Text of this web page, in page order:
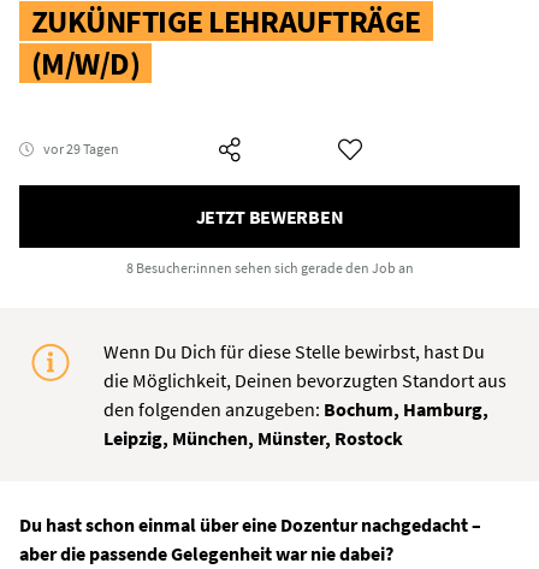
ZUKÜNFTIGE LEHRAUFTRÄGE
(M/W/D)
vor 29 Tagen
JETZT BEWERBEN
8 Besucher:innen sehen sich gerade den Job an
Wenn Du Dich für diese Stelle bewirbst, hast Du
die Möglichkeit, Deinen bevorzugten Standort aus
den folgenden anzugeben: Bochum, Hamburg,
Leipzig, München, Münster, Rostock
Du hast schon einmal über eine Dozentur nachgedacht –
aber die passende Gelegenheit war nie dabei?